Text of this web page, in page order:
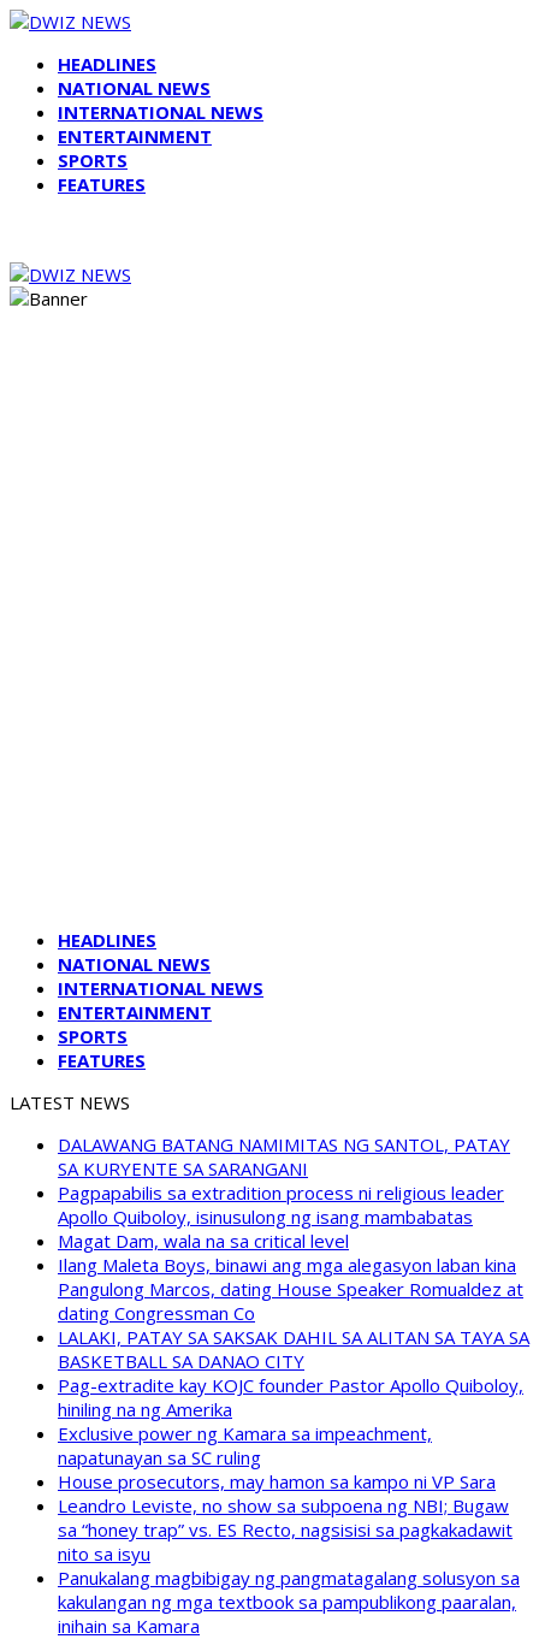
HEADLINES
NATIONAL NEWS
INTERNATIONAL NEWS
ENTERTAINMENT
SPORTS
FEATURES
HEADLINES
NATIONAL NEWS
INTERNATIONAL NEWS
ENTERTAINMENT
SPORTS
FEATURES
LATEST NEWS
DALAWANG BATANG NAMIMITAS NG SANTOL, PATAY
SA KURYENTE SA SARANGANI
Pagpapabilis sa extradition process ni religious leader
Apollo Quiboloy, isinusulong ng isang mambabatas
Magat Dam, wala na sa critical level
Ilang Maleta Boys, binawi ang mga alegasyon laban kina
Pangulong Marcos, dating House Speaker Romualdez at
dating Congressman Co
LALAKI, PATAY SA SAKSAK DAHIL SA ALITAN SA TAYA SA
BASKETBALL SA DANAO CITY
Pag-extradite kay KOJC founder Pastor Apollo Quiboloy,
hiniling na ng Amerika
Exclusive power ng Kamara sa impeachment,
napatunayan sa SC ruling
House prosecutors, may hamon sa kampo ni VP Sara
Leandro Leviste, no show sa subpoena ng NBI; Bugaw
sa “honey trap” vs. ES Recto, nagsisisi sa pagkakadawit
nito sa isyu
Panukalang magbibigay ng pangmatagalang solusyon sa
kakulangan ng mga textbook sa pampublikong paaralan,
inihain sa Kamara